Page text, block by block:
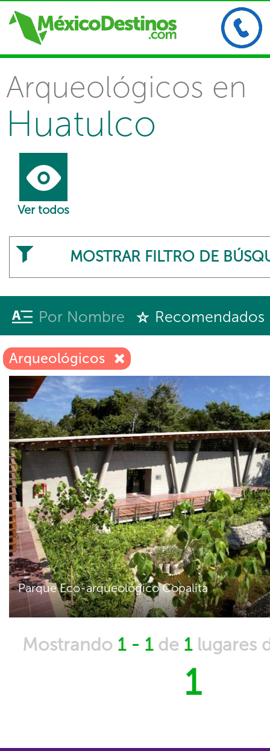
Arqueológicos en
Huatulco
Ver todos
MOSTRAR FILTRO DE
Por Nombre Recomendados
Arqueológicos
Parque Eco-arqueológico Copalita
Mostrando 1 - 1de 1lugares
1